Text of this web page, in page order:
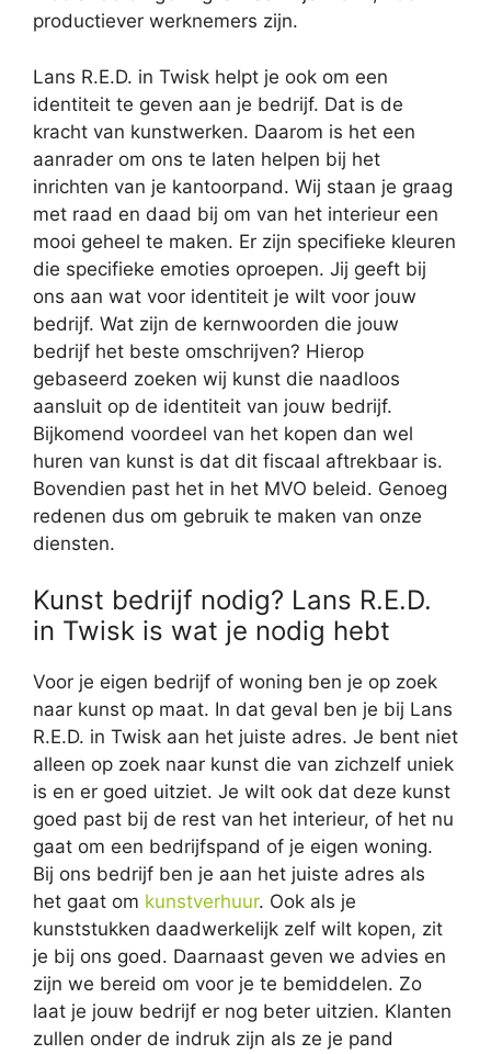
productiever werknemers zijn.
Lans R.E.D. in Twisk helpt je ook om een
identiteit te geven aan je bedrijf. Dat is de
kracht van kunstwerken. Daarom is het een
aanrader om ons te laten helpen bij het
inrichten van je kantoorpand. Wij staan je graag
met raad en daad bij om van het interieur een
mooi geheel te maken. Er zijn specifieke kleuren
die specifieke emoties oproepen. Jij geeft bij
ons aan wat voor identiteit je wilt voor jouw
bedrijf. Wat zijn de kernwoorden die jouw
bedrijf het beste omschrijven? Hierop
gebaseerd zoeken wij kunst die naadloos
aansluit op de identiteit van jouw bedrijf.
Bijkomend voordeel van het kopen dan wel
huren van kunst is dat dit fiscaal aftrekbaar is.
Bovendien past het in het MVO beleid. Genoeg
redenen dus om gebruik te maken van onze
diensten.
Kunst bedrijf nodig? Lans R.E.D.
in Twisk is wat je nodig hebt
Voor je eigen bedrijf of woning ben je op zoek
naar kunst op maat. In dat geval ben je bij Lans
R.E.D. in Twisk aan het juiste adres. Je bent niet
alleen op zoek naar kunst die van zichzelf uniek
is en er goed uitziet. Je wilt ook dat deze kunst
goed past bij de rest van het interieur, of het nu
gaat om een bedrijfspand of je eigen woning.
Bij ons bedrijf ben je aan het juiste adres als
het gaat om kunstverhuur. Ook als je
kunststukken daadwerkelijk zelf wilt kopen, zit
je bij ons goed. Daarnaast geven we advies en
zijn we bereid om voor je te bemiddelen. Zo
laat je jouw bedrijf er nog beter uitzien. Klanten
zullen onder de indruk zijn als ze je pand